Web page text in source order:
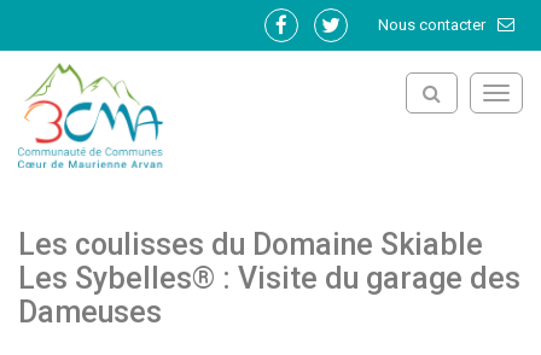
Nous contacter
Lien
Lien
Les coulisses du Domaine Skiable
Les Sybelles® : Visite du garage des
Dameuses